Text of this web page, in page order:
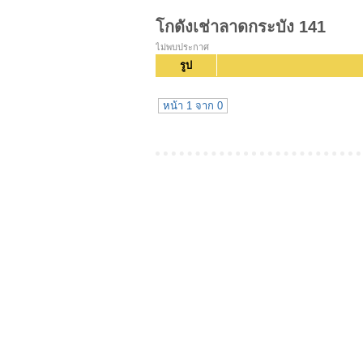
โกดังเช่าลาดกระบัง 141
ไม่พบประกาศ
รูป
หน้า 1 จาก 0